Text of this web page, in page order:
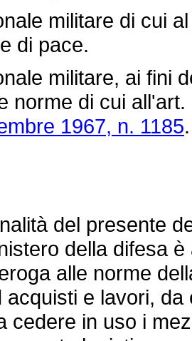
militare di cui
di pace.
militare, ai fini
norme di cui
1967, n. 1185.
del presente
della difesa
alle norme
acquisti e lavori,
cedere in uso i